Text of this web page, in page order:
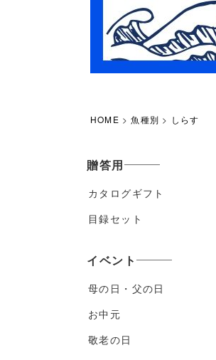
HOME 魚種別 しらす
贈答用
カタログギフト
目録セット
イベント
母の日・父の日
お中元
敬老の日